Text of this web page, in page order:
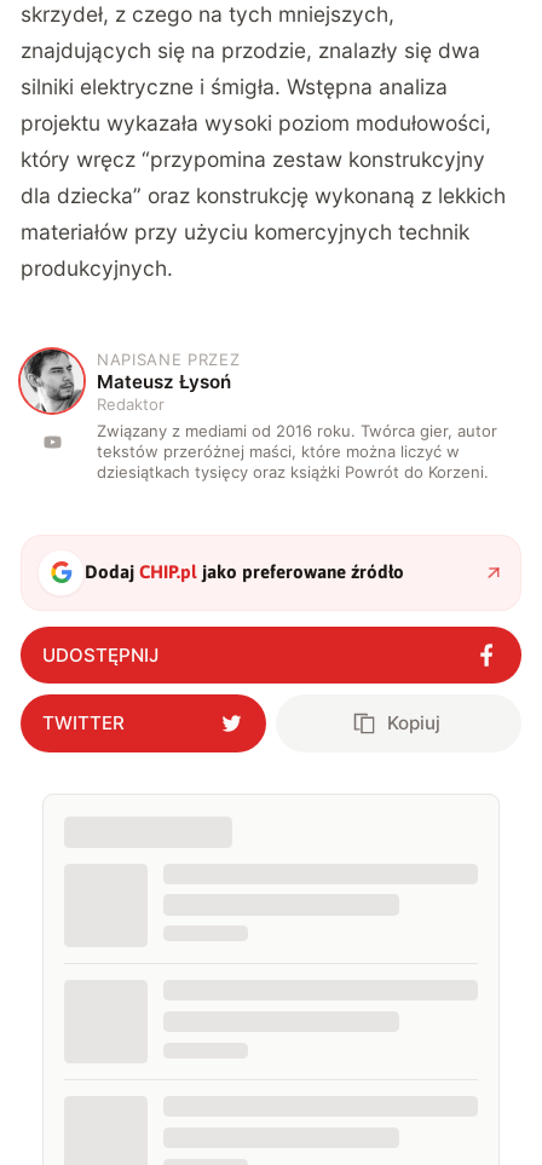
skrzydeł, z czego na tych mniejszych,
znajdujących się na przodzie, znalazły się dwa
silniki elektryczne i śmigła. Wstępna analiza
projektu wykazała wysoki poziom modułowości,
który wręcz “przypomina zestaw konstrukcyjny
dla dziecka” oraz konstrukcję wykonaną z lekkich
materiałów przy użyciu komercyjnych technik
produkcyjnych.
M
NAPISANE PRZEZ
Mateusz Łysoń
Redaktor
Związany z mediami od 2016 roku. Twórca gier, autor
tekstów przeróżnej maści, które można liczyć w
dziesiątkach tysięcy oraz książki Powrót do Korzeni.
DodajCHIP.pl jako preferowane źródło
UDOSTĘPNIJ
TWITTER Kopiuj